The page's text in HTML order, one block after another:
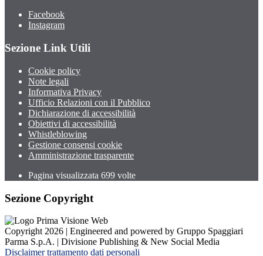
Facebook
Instagram
Sezione Link Utili
Cookie policy
Note legali
Informativa Privacy
Ufficio Relazioni con il Pubblico
Dichiarazione di accessibilità
Obiettivi di accessibilità
Whistleblowing
Gestione consensi cookie
Amministrazione trasparente
Pagina visualizzata 699 volte
Sezione Copyright
Copyright 2026 | Engineered and powered by Gruppo Spaggiari
Parma S.p.A. | Divisione Publishing & New Social Media
Disclaimer trattamento dati personali